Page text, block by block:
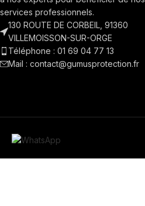
services professionnels.
130 ROUTE DE CORBEIL, 91360
VILLEMOISSON-SUR-ORGE
Téléphone : 01 69 04 77 13
Mail : contact@gumusprotection.fr